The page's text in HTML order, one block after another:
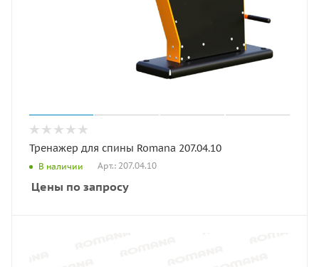
Тренажер для спины Romana 207.04.10
В наличии Арт.: 207.04.10
Цены по запросу